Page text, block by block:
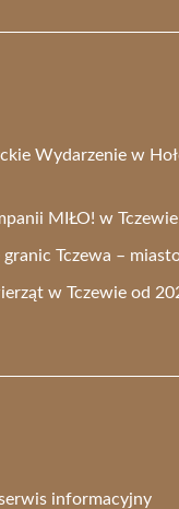
Wydarzenie w
MIŁO! w Tczewie
Tczewa –
w Tczewie od
informacyjny